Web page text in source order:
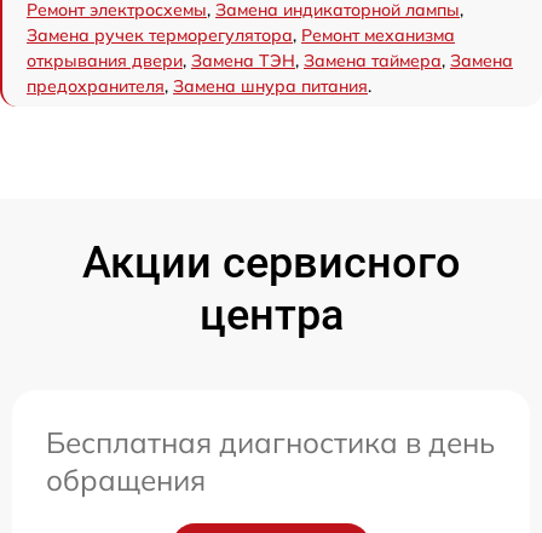
Ремонт электросхемы, Замена индикаторной лампы,
Замена ручек терморегулятора, Ремонт механизма
открывания двери, Замена ТЭН, Замена таймера, Замена
предохранителя, Замена шнура питания.
Акции сервисного
центра
Бесплатная диагностика в день
обращения